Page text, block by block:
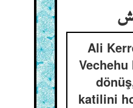
Ali
katilini